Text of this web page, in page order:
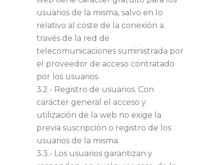
usuarios de la misma, salvo en lo
relativo al coste de la conexión a
través de la red de
telecomunicaciones suministrada por
el proveedor de acceso contratado
por los usuarios.
3.2.- Registro de usuarios. Con
carácter general el acceso y
utilización de la web no exige la
previa suscripción o registro de los
usuarios de la misma.
3.3.- Los usuarios garantizan y